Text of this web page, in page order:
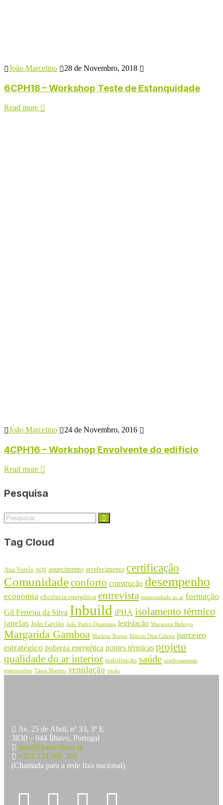
João Marcelino 28 de Novembro, 2018
6CPH18 – Workshop Teste de Estanquidade
Read more
João Marcelino 24 de Novembro, 2016
4CPH16 – Workshop Envolvente do edifício
Read more
Pesquisa
Tag Cloud
Ana Varela AQS aquecimento arrefecimento certificação
Comunidadeconforto construção desempenho
economia eficiência energética entrevista estanquidade ao ar formação
Gil Ferreira da Silva Inbuild iPHA isolamento térmico
janelas João Gavião João Pedro Quaresma legislação Macarena Bohoyo
Margarida Gamboa Marlene Roque Márcio Dias Caleira parceiro
estratégico pobreza energética pontes térmicas projeto
qualidade do ar interior reabilitação saúde sombreamento
testemunhos Tânia Martins ventilação verão
Av. 25 de Abril, nº 33, 3º E
3830 – 044 Ílhavo, Portugal
geral@passivhaus.pt
+351 234 096 309
(Chamada para a rede fixa nacional)